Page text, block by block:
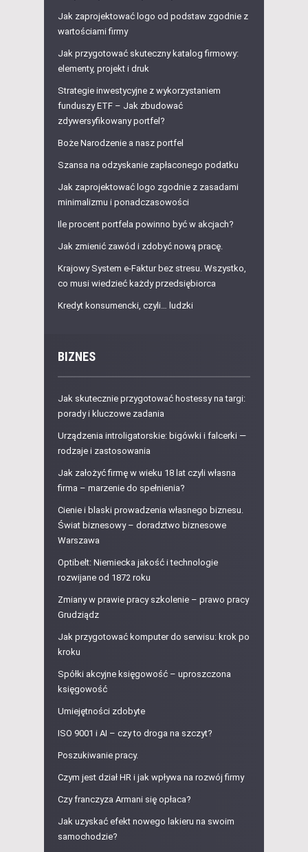
Jak zaprojektować logo od podstaw zgodnie z
wartościami firmy
Jak przygotować skuteczny katalog firmowy:
elementy, projekt i druk
Strategie inwestycyjne z wykorzystaniem
funduszy ETF – Jak zbudować
zdywersyfikowany portfel?
Boże Narodzenie a nasz portfel
Szansa na odzyskanie zapłaconego podatku
Jak zaprojektować logo zgodnie z zasadami
minimalizmu i ponadczasowości
Ile procent portfela powinno być w akcjach?
Jak zmienić zawód i zdobyć nową pracę.
Krajowy System e-Faktur bez stresu. Wszystko,
co musi wiedzieć każdy przedsiębiorca
Kredyt konsumencki, czyli… ludzki
BIZNES
Jak skutecznie przygotować hostessy na targi:
porady i kluczowe zadania
Urządzenia introligatorskie: bigówki i falcerki —
rodzaje i zastosowania
Jak założyć firmę w wieku 18 lat czyli własna
firma – marzenie do spełnienia?
Cienie i blaski prowadzenia własnego biznesu.
Świat biznesowy – doradztwo biznesowe
Warszawa
Optibelt: Niemiecka jakość i technologie
rozwijane od 1872 roku
Zmiany w prawie pracy szkolenie – prawo pracy
Grudziądz
Jak przygotować komputer do serwisu: krok po
kroku
Spółki akcyjne księgowość – uproszczona
księgowość
Umiejętności zdobyte
ISO 9001 i AI – czy to droga na szczyt?
Poszukiwanie pracy.
Czym jest dział HR i jak wpływa na rozwój firmy
Czy franczyza Armani się opłaca?
Jak uzyskać efekt nowego lakieru na swoim
samochodzie?